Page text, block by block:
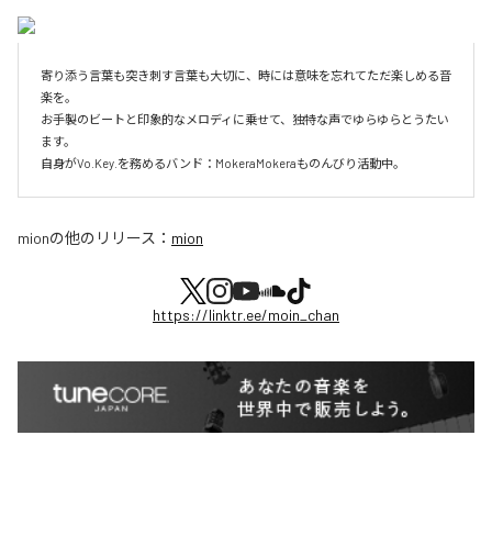
寄り添う言葉も突き刺す言葉も大切に、時には意味を忘れてただ楽しめる音
楽を。
お手製のビートと印象的なメロディに乗せて、独特な声でゆらゆらとうたい
ます。
自身がVo.Key.を務めるバンド：MokeraMokeraものんびり活動中。
mionの他のリリース： mion
https://linktr.ee/moin_chan